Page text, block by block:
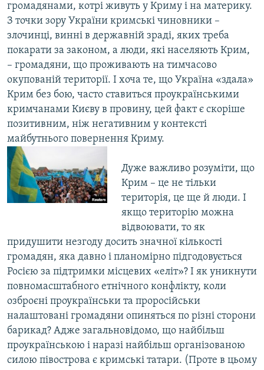
громадянами, котрі живуть у Криму і на материку.
З точки зору України кримські чиновники –
злочинці, винні в державній зраді, яких треба
покарати за законом, а люди, які населяють Крим,
– громадяни, що проживають на тимчасово
окупованій території. І хоча те, що Україна «здала»
Крим без бою, часто ставиться проукраїнськими
кримчанами Києву в провину, цей факт є скоріше
позитивним, ніж негативним у контексті
майбутнього повернення Криму.
Дуже важливо розуміти, що
Крим – це не тільки
територія, це ще й люди. І
якщо територію можна
відвоювати, то як
придушити незгоду досить значної кількості
громадян, яка давно і планомірно підгодовується
Росією за підтримки місцевих «еліт»? І як уникнути
повномасштабного етнічного конфлікту, коли
озброєні проукраїнськи та проросійськи
налаштовані громадяни опиняться по різні сторони
барикад? Адже загальновідомо, що найбільш
проукраїнською і наразі найбільш організованою
силою півострова є кримські татари. (Проте в цьому